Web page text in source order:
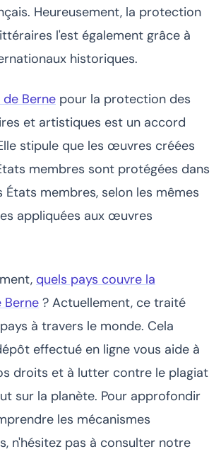
Heureusement, la protection
l'est également grâce à
historiques.
Berne pour la protection des
et artistiques est un accord
stipule que les œuvres créées
membres sont protégées dans
membres, selon les mêmes
appliquées aux œuvres
quels pays couvre la
Berne ? Actuellement, ce traité
à travers le monde. Cela
effectué en ligne vous aide à
droits et à lutter contre le plagiat
sur la planète. Pour approfondir
les mécanismes
n'hésitez pas à consulter notre